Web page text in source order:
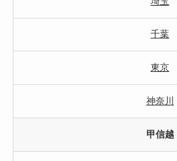
千葉
東京
神奈川
甲信越